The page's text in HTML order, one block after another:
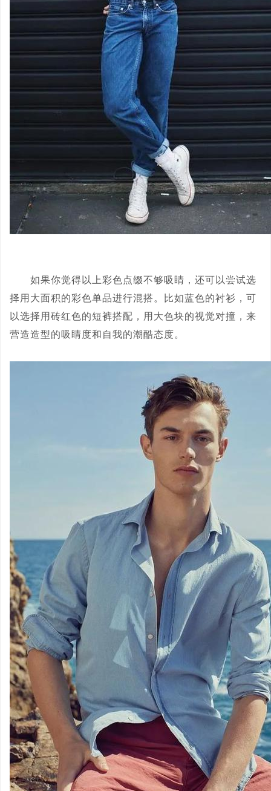
如果你觉得以上彩色点缀不够吸睛，还可以尝试选
择用大面积的彩色单品进行混搭。比如蓝色的衬衫，可
以选择用砖红色的短裤搭配，用大色块的视觉对撞，来
营造造型的吸睛度和自我的潮酷态度。